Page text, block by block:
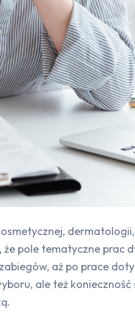
pole tematyczne
aż po prace
ale też